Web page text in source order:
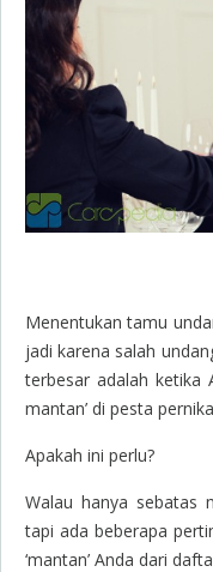
Menentukan tamu
jadi karena salah
terbesar adalah ketika
mantan’ di pesta
Apakah ini perlu?
Walau hanya sebatas
tapi ada beberapa
‘mantan’ Anda dari